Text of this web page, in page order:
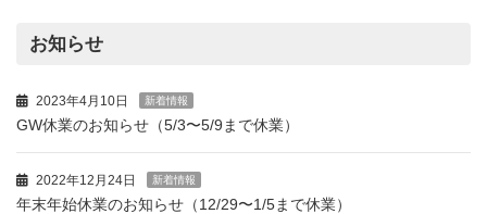
お知らせ
2023年4月10日 新着情報
GW休業のお知らせ（5/3〜5/9まで休業）
2022年12月24日 新着情報
年末年始休業のお知らせ（12/29〜1/5まで休業）